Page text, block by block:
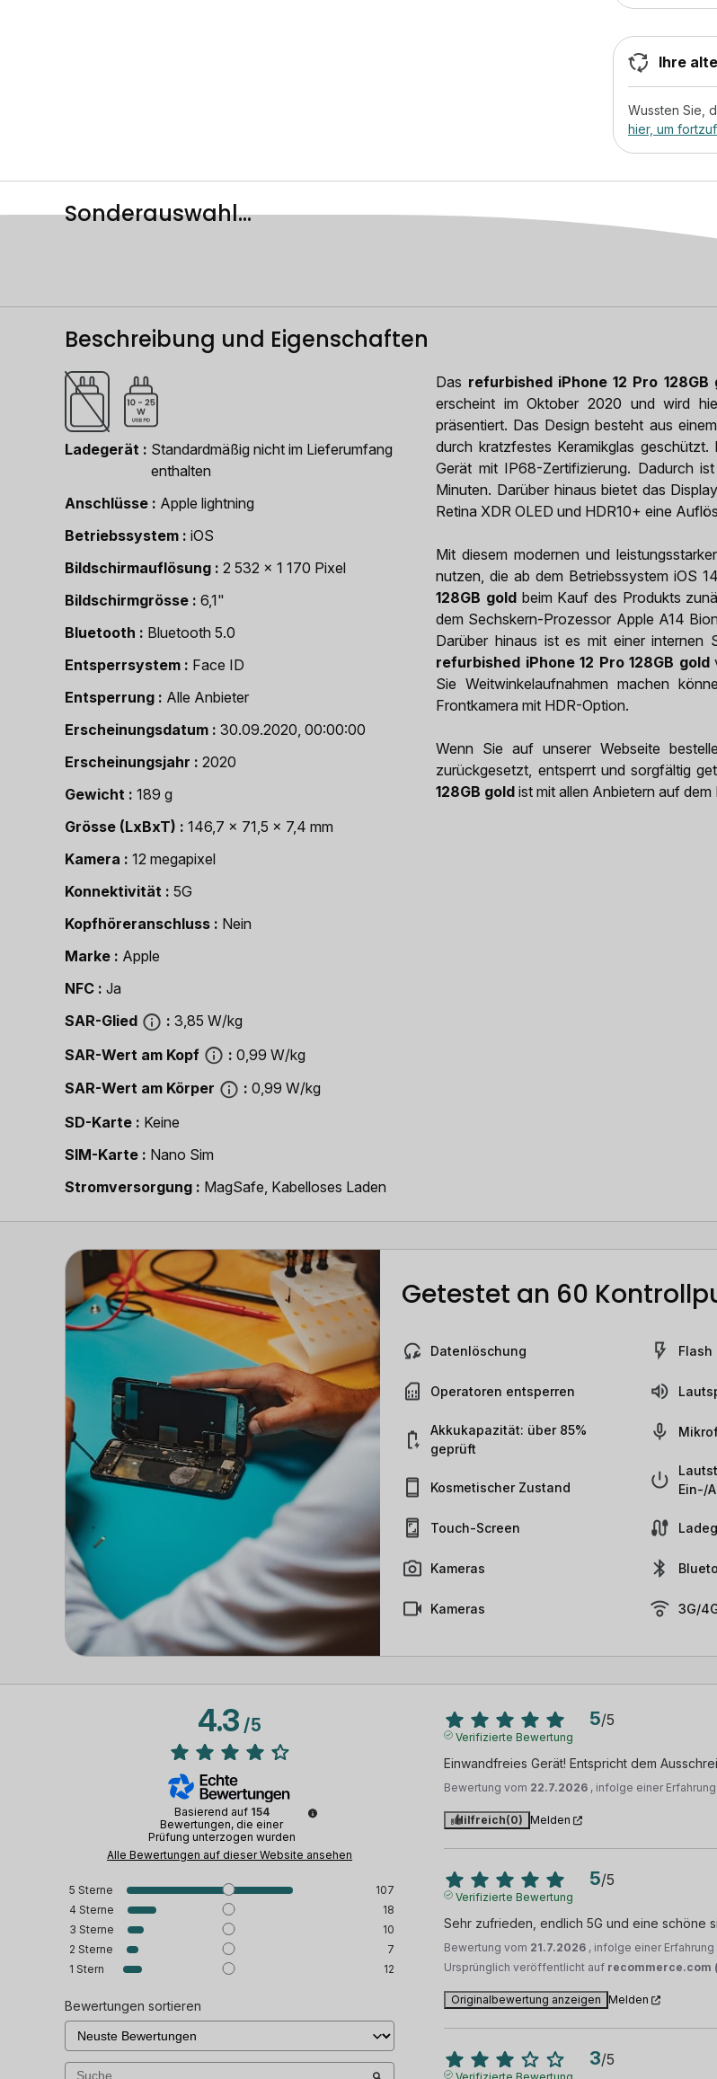
Ihre
Wussten Sie,
hier, um
Sonderauswahl...
Beschreibung und Eigenschaften
Ladegerät
Standardmäßig nicht im Lieferumfang
enthalten
Anschlüsse
Apple lightning
Betriebssystem
iOS
Bildschirmauflösung
2 532 x 1 170 Pixel
Bildschirmgrösse
6,1"
Bluetooth
Bluetooth 5.0
Entsperrsystem
Face ID
Entsperrung
Alle Anbieter
Erscheinungsdatum
30.09.2020, 00:00:00
Erscheinungsjahr
2020
Gewicht
189 g
Grösse (LxBxT)
146,7 x 71,5 x 7,4 mm
Kamera
12 megapixel
Konnektivität
5G
Kopfhöreranschluss
Nein
Marke
Apple
NFC
Ja
SAR-Glied
3,85 W/kg
SAR-Wert am Kopf
0,99 W/kg
SAR-Wert am Körper
0,99 W/kg
SD-Karte
Keine
SIM-Karte
Nano Sim
Strom­versorgung
MagSafe, Kabelloses Laden
Das refurbished iPhone 12 Pro 128GB
erscheint im Oktober 2020 und wird
präsentiert. Das Design besteht aus
durch kratzfestes Keramikglas geschützt.
Gerät mit IP68-Zertifizierung. Dadurch
Minuten. Darüber hinaus bietet das
Retina XDR OLED und HDR10+ eine
Mit diesem modernen und
nutzen, die ab dem Betriebssystem iOS
128GB goldbeim Kauf des Produkts
dem Sechskern-Prozessor Apple A14
Darüber hinaus ist es mit einer internen
refurbished iPhone 12 Pro 128GB gold
Sie Weitwinkelaufnahmen machen
Frontkamera mit HDR-Option.
Wenn Sie auf unserer Webseite
zurückgesetzt, entsperrt und sorgfältig
128GB gold ist mit allen Anbietern auf dem
Getestet an 60
Datenlöschung
Operatoren entsperren
Akkukapazität: über 85%
geprüft
Kosmetischer Zustand
Touch-Screen
Kameras
Kameras
Flash
Ein-/
3G/
4.3/5
Basierend auf 154
Bewertungen, die einer
Prüfung unterzogen wurden
Alle Bewertungen auf dieser Website ansehen
5 Sterne
107
4 Sterne
18
3 Sterne
10
2 Sterne
7
1 Stern 12
Bewertungen sortieren
5/5
Verifizierte Bewertung
Einwandfreies Gerät! Entspricht dem
Bewertung vom 22.7.2026 , infolge einer
Hilfreich(0) Melden
5/5
Verifizierte Bewertung
Sehr zufrieden, endlich 5G und eine schöne
Bewertung vom 21.7.2026 , infolge einer Erfahrung
Ursprünglich veröffentlicht auf recommerce.com
Originalbewertung anzeigen Melden
3/5